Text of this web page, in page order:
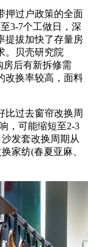
过户政策的全面
3-7个工做日，深
提拔加快了存量房
。贝壳研究院
房后有新拆修需
改换率较高，面料
过去窗帘改换周
，可能缩短至2-3
发套改换周期从
家纺(春夏亚麻、